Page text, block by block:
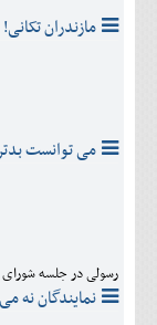
مازندران تکانی!
می توانست
رسولی در جلسه
نمایندگان نه